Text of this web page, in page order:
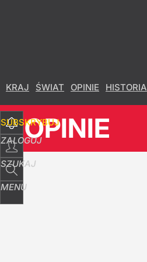
KRAJ ŚWIAT OPINIE HISTORIA
SUBSKRYBUJ
ZALOGUJ
SZUKAJ
MENU
OPINIE